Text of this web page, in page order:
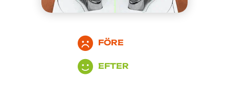
FÖRE
EFTER